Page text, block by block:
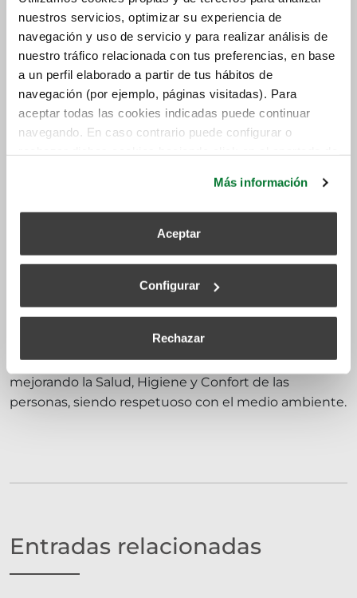
nuestros servicios, optimizar su experiencia de
navegación y uso de servicio y para realizar análisis de
nuestro tráfico relacionada con tus preferencias, en base
a un perfil elaborado a partir de tus hábitos de
navegación (por ejemplo, páginas visitadas). Para
aceptar todas las cookies indicadas puede continuar
navegando. En caso contrario puede configurar o
Más información
Aceptar
Configurar
Rechazar
Siber Ventilación
Fabricante de Sistemas de Ventilación con Alta
Eficiencia Energética. Siber, provee un conjunto de
soluciones de alta eficiencia energética en
ventilación eólica y mecánicamente inteligente,
mejorando la Salud, Higiene y Confort de las
personas, siendo respetuoso con el medio ambiente.
Entradas relacionadas